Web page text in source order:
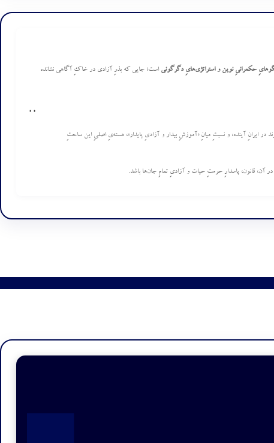
حکمرانیِ نوین و استراتژی‌هایِ دگرگونی است؛ جایی که بذرِ آزادی در خاکِ آگاهی نشانده
در ایرانِ آینده، و نسبتِ میانِ «آموزشِ بیدار و آزادیِ پایدار»، هسته‌یِ اصلیِ این ساحتِ
آن، قانون، پاسدارِ حرمتِ حیات و آزادیِ تمامِ جان‌ها باشد.
0
0